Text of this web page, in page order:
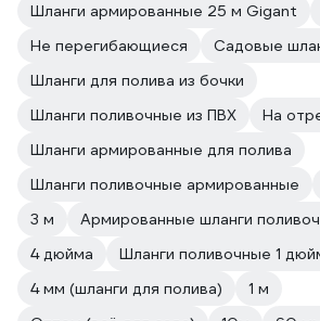
Шланги армированные 25 м Gigant
Не перегибающиеся
Садовые
Шланги для полива из бочки
Шланги поливочные из ПВХ
На
Шланги армированные для полива
Шланги поливочные армированные
3 м
Армированные шланги
4 дюйма
Шланги поливочные 1
4 мм (шланги для полива)
1 м